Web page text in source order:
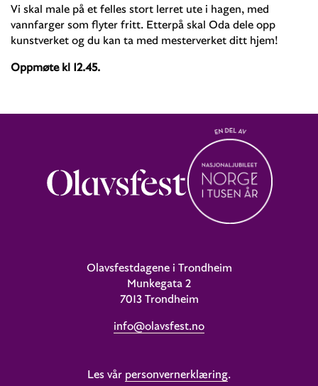
Vi skal male på et felles stort lerret ute i hagen, med
vannfarger som flyter fritt. Etterpå skal Oda dele opp
kunstverket og du kan ta med mesterverket ditt hjem!
Oppmøte kl 12.45.
Olavsfestdagene i Trondheim
Munkegata 2
7013 Trondheim
info@olavsfest.no
Les vår personvernerklæring.